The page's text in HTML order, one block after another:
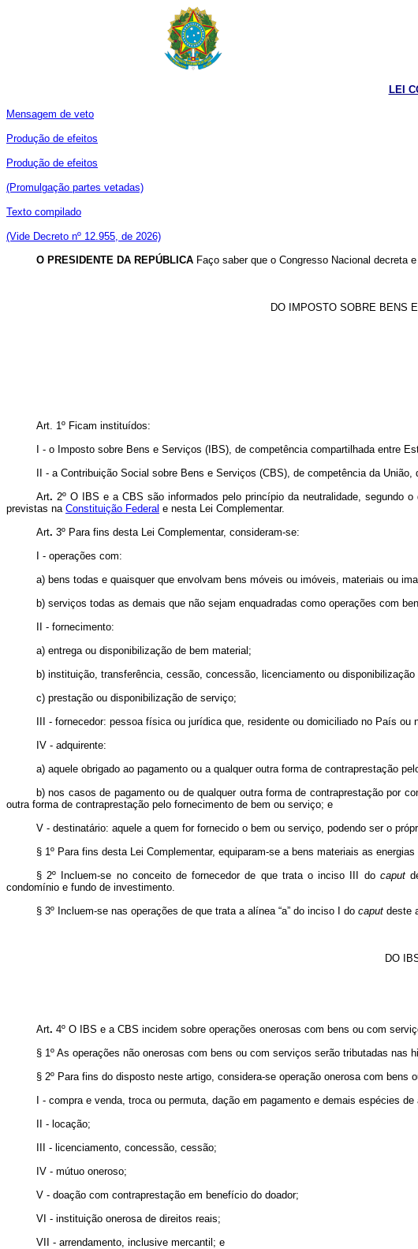
LEI
Mensagem de veto
Produção de efeitos
Produção de efeitos
(Promulgação partes vetadas)
Texto compilado
(Vide Decreto nº 12.955, de 2026)
O PRESIDENTE DA REPÚBLICA Faço saber que o Congresso Nacional decreta
DO IMPOSTO SOBRE BENS
Art. 1º Ficam instituídos:
I - o Imposto sobre Bens e Serviços (IBS), de competência compartilhada entre
II - a Contribuição Social sobre Bens e Serviços (CBS), de competência da União,
Art. 2º O IBS e a CBS são informados pelo princípio da neutralidade, segundo
previstas na Constituição Federal e nesta Lei Complementar.
Art. 3º Para fins desta Lei Complementar, consideram-se:
I - operações com:
a) bens todas e quaisquer que envolvam bens móveis ou imóveis, materiais ou
b) serviços todas as demais que não sejam enquadradas como operações com
II - fornecimento:
a) entrega ou disponibilização de bem material;
b) instituição, transferência, cessão, concessão, licenciamento ou
c) prestação ou disponibilização de serviço;
III - fornecedor: pessoa física ou jurídica que, residente ou domiciliado no País ou
IV - adquirente:
a) aquele obrigado ao pagamento ou a qualquer outra forma de contraprestação
b) nos casos de pagamento ou de qualquer outra forma de contraprestação por
outra forma de contraprestação pelo fornecimento de bem ou serviço; e
V - destinatário: aquele a quem for fornecido o bem ou serviço, podendo ser o
§ 1º Para fins desta Lei Complementar, equiparam-se a bens materiais as
§ 2º Incluem-se no conceito de fornecedor de que trata o inciso III do caput
condomínio e fundo de investimento.
§ 3º Incluem-se nas operações de que trata a alínea “a” do inciso I do caput deste
DO
Art. 4º O IBS e a CBS incidem sobre operações onerosas com bens ou com
§ 1º As operações não onerosas com bens ou com serviços serão tributadas nas
§ 2º Para fins do disposto neste artigo, considera-se operação onerosa com
I - compra e venda, troca ou permuta, dação em pagamento e demais espécies de
II - locação;
III - licenciamento, concessão, cessão;
IV - mútuo oneroso;
V - doação com contraprestação em benefício do doador;
VI - instituição onerosa de direitos reais;
VII - arrendamento, inclusive mercantil; e